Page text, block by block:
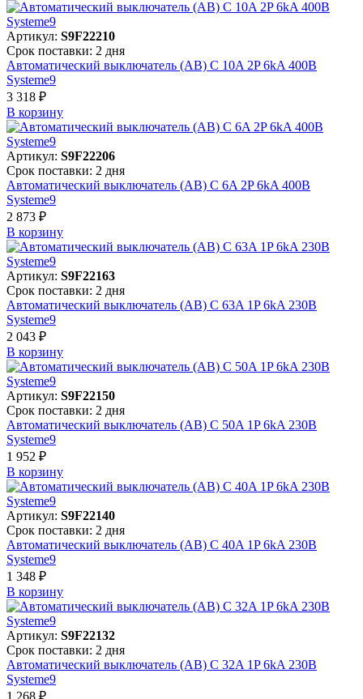
Артикул: S9F22210
Срок поставки: 2 дня
Автоматический выключатель (АВ) C 10A 2P 6kA 400В
Systeme9
3 318 ₽
В корзинy
Артикул: S9F22206
Срок поставки: 2 дня
Автоматический выключатель (АВ) C 6A 2P 6kA 400В
Systeme9
2 873 ₽
В корзинy
Артикул: S9F22163
Срок поставки: 2 дня
Автоматический выключатель (АВ) C 63A 1P 6kA 230В
Systeme9
2 043 ₽
В корзинy
Артикул: S9F22150
Срок поставки: 2 дня
Автоматический выключатель (АВ) C 50A 1P 6kA 230В
Systeme9
1 952 ₽
В корзинy
Артикул: S9F22140
Срок поставки: 2 дня
Автоматический выключатель (АВ) C 40A 1P 6kA 230В
Systeme9
1 348 ₽
В корзинy
Артикул: S9F22132
Срок поставки: 2 дня
Автоматический выключатель (АВ) C 32A 1P 6kA 230В
Systeme9
1 268 ₽